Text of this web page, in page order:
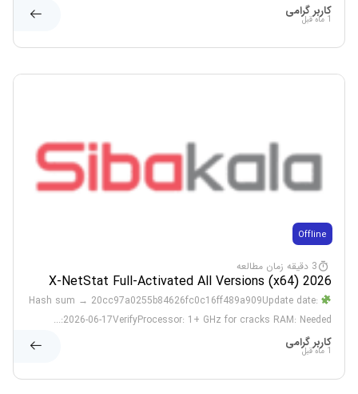
کاربر گرامی
1 ماه قبل
Offline
3 دقیقه زمان مطالعه
X-NetStat Full-Activated All Versions (x64) 2026
Hash sum → 20cc97a0255b84626fc0c16ff489a909Update date:
2026-06-17VerifyProcessor: 1+ GHz for cracks RAM: Needed:...
کاربر گرامی
1 ماه قبل